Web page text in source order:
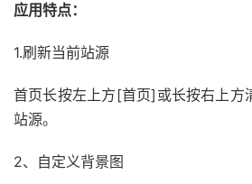
应用特点：
1.刷新当前站源
首页长按左上方[首页]或长按右上方
站源。
2、自定义背景图